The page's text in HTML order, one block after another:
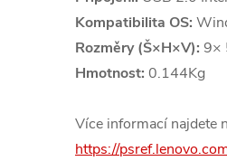
Kompatibilita OS:
Rozměry (Š×H×V): 9×
Hmotnost: 0.144Kg
Více informací najdete
https://